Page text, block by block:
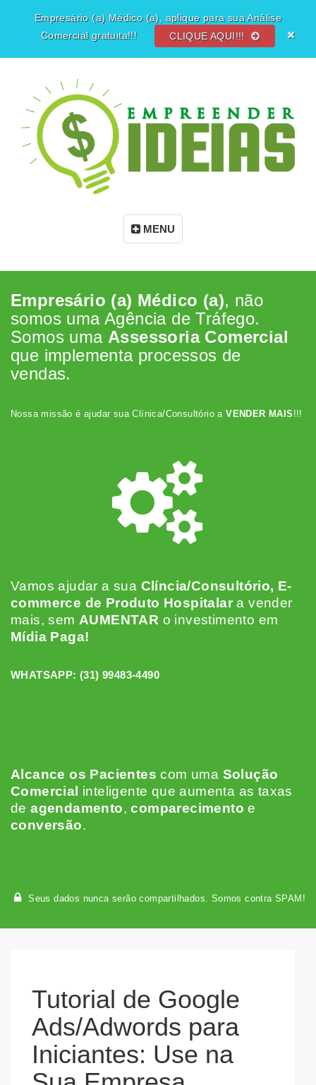
Empresário (a) Médico (a), aplique para sua Análise
Comercial gratuita!!!
CLIQUE AQUI!!!
MENU
Empresário (a) Médico (a), não
somos uma Agência de Tráfego.
Somos uma Assessoria Comercial
que implementa processos de
vendas.
Nossa missão é ajudar sua Clínica/Consultório aVENDER MAIS !!!
Vamos ajudar a sua Clíncia/Consultório, E-
commerce de Produto Hospitalar a vender
mais, sem AUMENTAR o investimento em
Mídia Paga!
WHATSAPP: (31) 99483-4490
Alcance os Pacientescom uma Solução
Comercial inteligente que aumenta as taxas
deagendamento,comparecimento e
conversão.
Seus dados nunca serão compartilhados. Somos contra SPAM!
Tutorial de Google
Ads/Adwords para
Iniciantes: Use na